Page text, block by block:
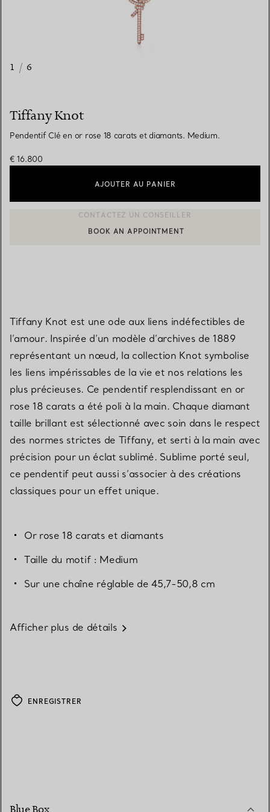
1 / 6
Tiffany Knot
Pendentif Clé en or rose 18 carats et diamants. Medium.
€ 16.800
AJOUTER AU PANIER
CONTACTER UN CONSEILLER CLIENT OU PRENDRE RENDEZ-
BOOK AN APPOINTMENT
Tiffany Knot est une ode aux liens indéfectibles de
l’amour. Inspirée d’un modèle d’archives de 1889
représentant un nœud, la collection Knot symbolise
les liens impérissables de la vie et nos relations les
plus précieuses. Ce pendentif resplendissant en or
rose 18 carats a été poli à la main. Chaque diamant
taille brillant est sélectionné avec soin dans le respect
des normes strictes de Tiffany, et serti à la main avec
précision pour un éclat sublimé. Sublime porté seul,
ce pendentif peut aussi s’associer à des créations
classiques pour un effet unique.
Or rose 18 carats et diamants
Taille du motif : Medium
Sur une chaîne réglable de 45,7-50,8 cm
Afficher plus de détails
ENREGISTRER